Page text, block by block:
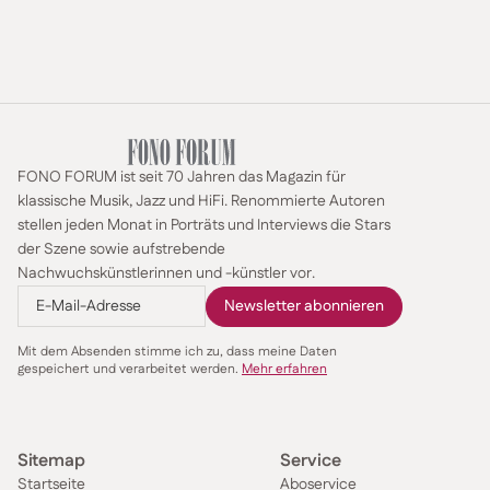
Sie geben ja eine ganze Menge Konzerte.
Wir machen zehn sinfonische Programme pro Saison
und spielen jedes Programm dreimal. Und die sind
sehr gut oder sogar ausverkauft. Wir haben pro Jahr
zwischen 20.000 und 25.000 Zuschauer nur im
Sinfoniekonzert – ich glaube nicht, dass viele B-
Orchester in Deutschland solche Zahlen vorweisen
können.
Liegt das an den vielen Studenten hier in der
dass Paare, die mitten im Leben stehen, die vermutlich
noch Kinder haben oder eine Firma, zunehmend Zeit
FONO FORUM ist seit 70 Jahren das Magazin für
klassische Musik, Jazz und HiFi. Renommierte Autoren
stellen jeden Monat in Porträts und Interviews die Stars
der Szene sowie aufstrebende
Nachwuchskünstlerinnen und -künstler vor.
Mit dem Absenden stimme ich zu, dass meine Daten
gespeichert und verarbeitet werden. Mehr erfahren
Sitemap
Startseite
Service
Aboservice